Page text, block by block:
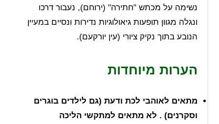
נשימה על מכתש "חתירה" (ירוחם), נעבור דרכו
ונגלה מגוון תופעות גיאולוגיות נדירות ונסיים במעיין
הנובע בתוך נקיק ציורי (עין יורקעם).
הערות מיוחדות
מתאים לאוהבי לכת ודעת (גם לילדים בוגרים
וסקרנים) . לא מתאים למתקשי הליכה